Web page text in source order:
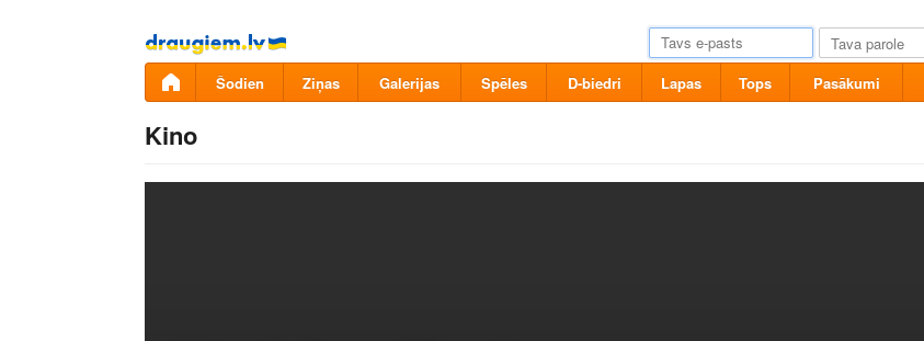
Pāriet
uz
saturu
Šodien Ziņas Galerijas Spēles D-biedri Lapas Tops Pasākumi
Kino